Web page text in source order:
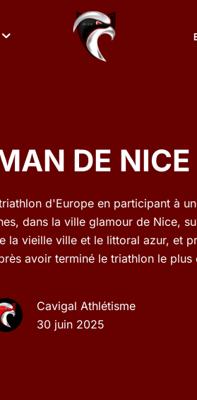
DE
d'Europe en participant à
dans la ville glamour de Nice,
la vieille ville et le littoral azur, et
avoir terminé le triathlon le
Cavigal Athlétisme
30 juin 2025